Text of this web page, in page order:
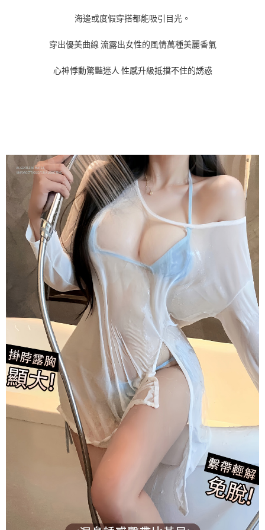
海邊或度假穿搭都能吸引目光。
穿出優美曲線 流露出女性的風情萬種美麗香氣
心神悸動驚豔迷人 性感升級抵擋不住的誘惑